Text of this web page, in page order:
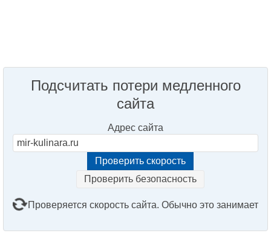
Подсчитать потери медленного
сайта
Адрес сайта
Проверить безопасность
Проверяется скорость сайта. Обычно это занимает